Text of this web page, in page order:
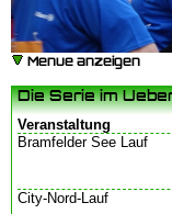
Menue anzeigen
Die Serie im
Veranstaltung
Bramfelder See Lauf
City-Nord-Lauf